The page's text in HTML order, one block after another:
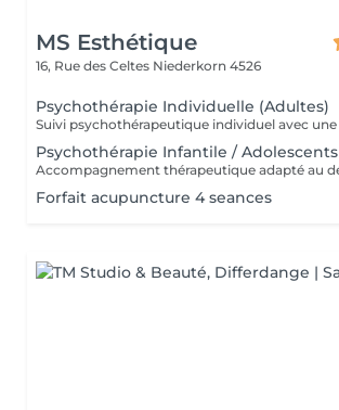
MS Esthétique
16, Rue des Celtes Niederkorn 4526
Psychothérapie Individuelle (Adultes)
Psychothérapie Infantile / Adolescents
Forfait acupuncture 4 seances